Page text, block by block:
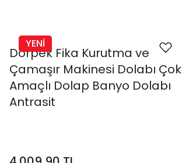
YENİ
Dorpek Fika Kurutma ve
Çamaşır Makinesi Dolabı Çok
Amaçlı Dolap Banyo Dolabı
Antrasit